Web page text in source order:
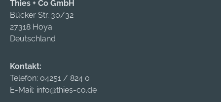
Thies + Co GmbH
Bücker Str. 30/32
27318 Hoya
Deutschland
Kontakt:
Telefon: 04251 / 824 0
E-Mail: info@thies-co.de